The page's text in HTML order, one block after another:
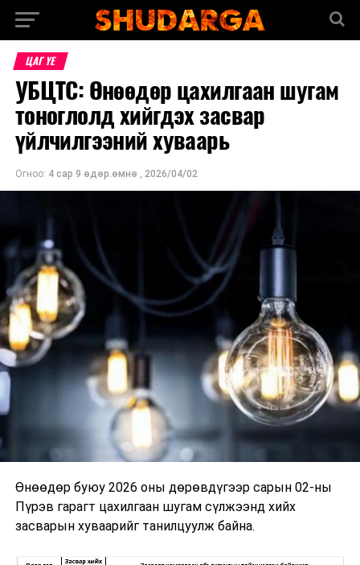
ЦАГ ҮЕ
УБЦТС: Өнөөдөр цахилгаан шугам
тоноглолд хийгдэх засвар
үйлчилгээний хуваарь
Огноо: 4 сар 9 өдөр.өмнө , 2026/04/02
Өнөөдөр буюу 2026 оны дөрөвдүгээр сарын 02-ны
Пүрэв гарагт цахилгаан шугам сүлжээнд хийх
засварын хуваарийг танилцуулж байна.